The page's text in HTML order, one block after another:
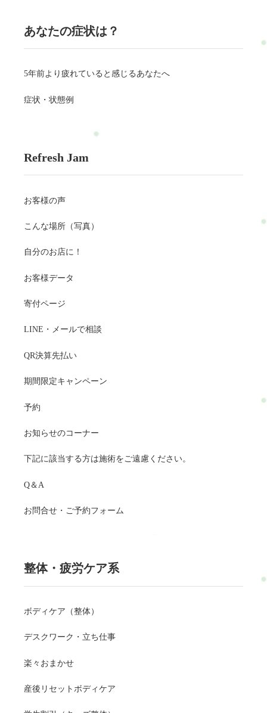
あなたの症状は？
5年前より疲れていると感じるあなたへ
症状・状態例
Refresh Jam
お客様の声
こんな場所（写真）
自分のお店に！
お客様データ
寄付ページ
LINE・メールで相談
QR決算先払い
期間限定キャンペーン
予約
お知らせのコーナー
下記に該当する方は施術をご遠慮ください。
Q＆A
お問合せ・ご予約フォーム
整体・疲労ケア系
ボディケア（整体）
デスクワーク・立ち仕事
楽々おまかせ
産後リセットボディケア